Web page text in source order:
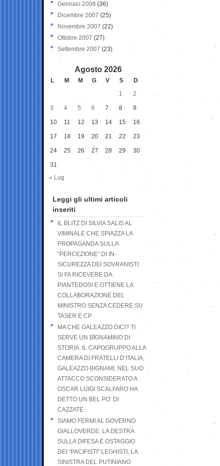
Gennaio 2008 (36)
Dicembre 2007 (25)
Novembre 2007 (22)
Ottobre 2007 (27)
Settembre 2007 (23)
Agosto 2026
L M M G V S
D
1
2
3 4 5 6 7 8 9
10 11 12 13 14 15 16
17 18 19 20 21 22 23
24 25 26 27 28 29 30
31
« Lug
Leggi gli ultimi articoli
inseriti
IL BLITZ DI SILVIA SALIS AL
VIMINALE CHE SPIAZZA LA
PROPAGANDA SULLA
“PERCEZIONE” DI IN-
SICUREZZA DEI SOVRANISTI:
SI FA RICEVERE DA
PIANTEDOSI E OTTIENE LA
COLLABORAZIONE DEL
MINISTRO SENZA CEDERE SU
TASER E CP
MA CHE GALEAZZO DICI? TI
SERVE UN BIGNAMINO DI
STORIA. IL CAPOGRUPPO ALLA
CAMERA DI FRATELLI D’ITALIA,
GALEAZZO BIGNAMI, NEL SUO
ATTACCO SCONSIDERATO A
OSCAR LUIGI SCALFARO HA
DETTO UN BEL PO’ DI
CAZZATE
SIAMO FERMI AL GOVERNO
GIALLOVERDE: LA DESTRA
SULLA DIFESA È OSTAGGIO
DEI “PACIFISTI” LEGHISTI, LA
SINISTRA DEL PUTINIANO